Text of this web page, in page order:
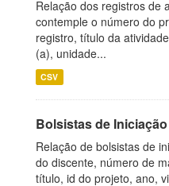
Relação dos registros de
contemple o número do
registro, título da
(a), unidade...
CSV
Bolsistas de
Relação de bolsistas de
do discente, número de
título, id do projeto, ano,